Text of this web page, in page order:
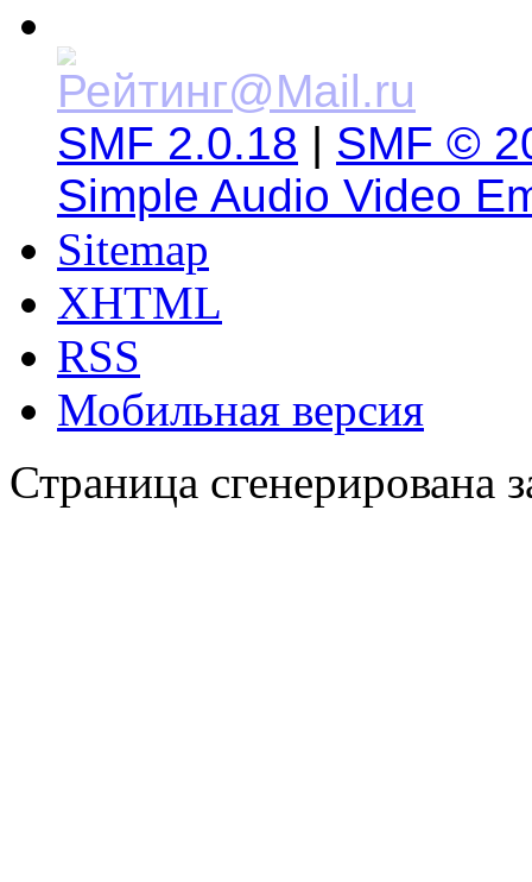
SMF 2.0.18 | SMF ©
Simple Audio Video
Sitemap
XHTML
RSS
Мобильная версия
Страница сгенерирована